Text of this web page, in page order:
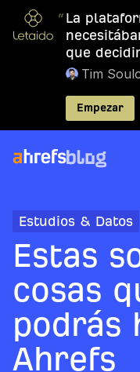
“ La
que
Tim
Empezar
Estudios & Datos
Estas
cosas
podrás
Ahrefs